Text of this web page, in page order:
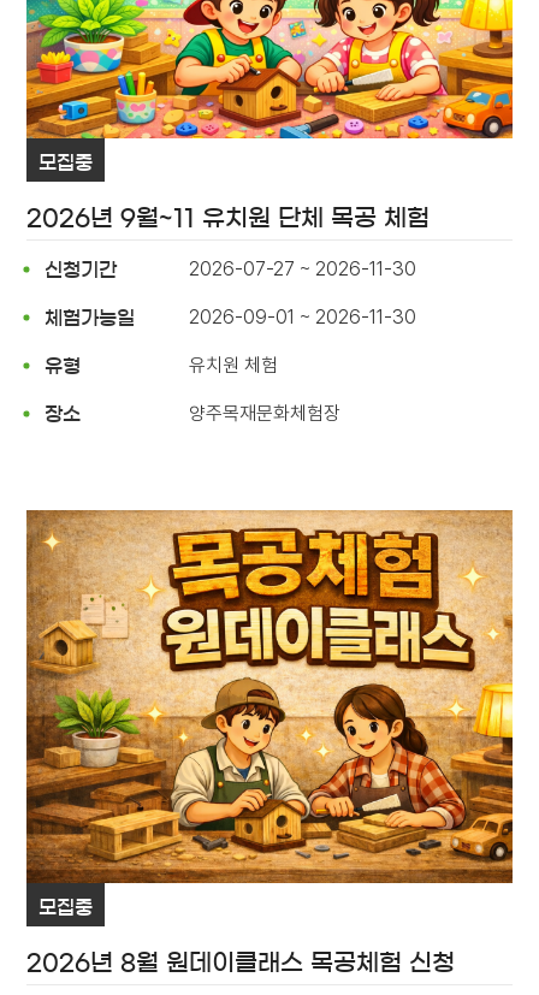
모집중
2026년 9월~11 유치원 단체 목공 체험
신청기간 2026-07-27 ~ 2026-11-30
체험가능일 2026-09-01 ~ 2026-11-30
유형 유치원 체험
장소 양주목재문화체험장
모집중
2026년 8월 원데이클래스 목공체험 신청